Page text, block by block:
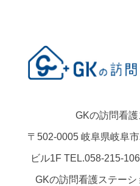
GKの訪問看
〒502-0005 岐阜県岐阜
ビル1F TEL.058-215-
GKの訪問看護ステーシ